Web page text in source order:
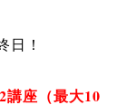
日！
2講座（最大10